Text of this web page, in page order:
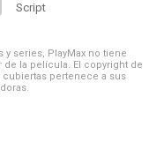
Script
series, PlayMax no tiene
la película. El copyright de
cubiertas pertenece a sus